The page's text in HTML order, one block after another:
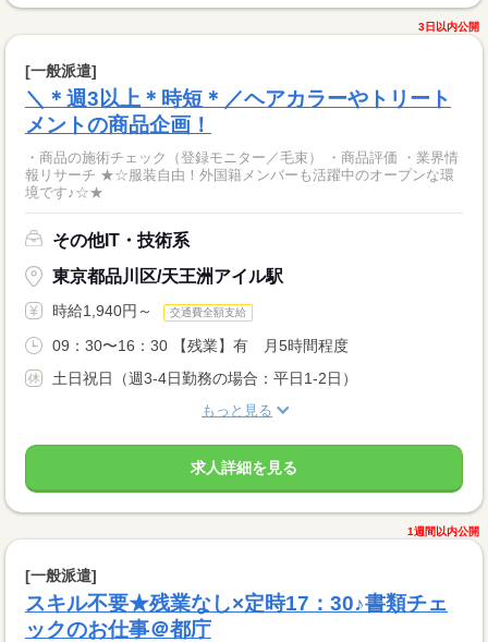
3日以内公開
[一般派遣]
＼＊週3以上＊時短＊／ヘアカラーやトリート
メントの商品企画！
・商品の施術チェック（登録モニター／毛束） ・商品評価 ・業界情
報リサーチ ★☆服装自由！外国籍メンバーも活躍中のオープンな環
境です♪☆★
その他IT・技術系
東京都品川区/天王洲アイル駅
時給1,940円～ 交通費全額支給
09：30〜16：30 【残業】有 月5時間程度
土日祝日（週3-4日勤務の場合：平日1-2日）
もっと見る
求人詳細を見る
1週間以内公開
[一般派遣]
スキル不要★残業なし×定時17：30♪書類チェ
ックのお仕事＠都庁